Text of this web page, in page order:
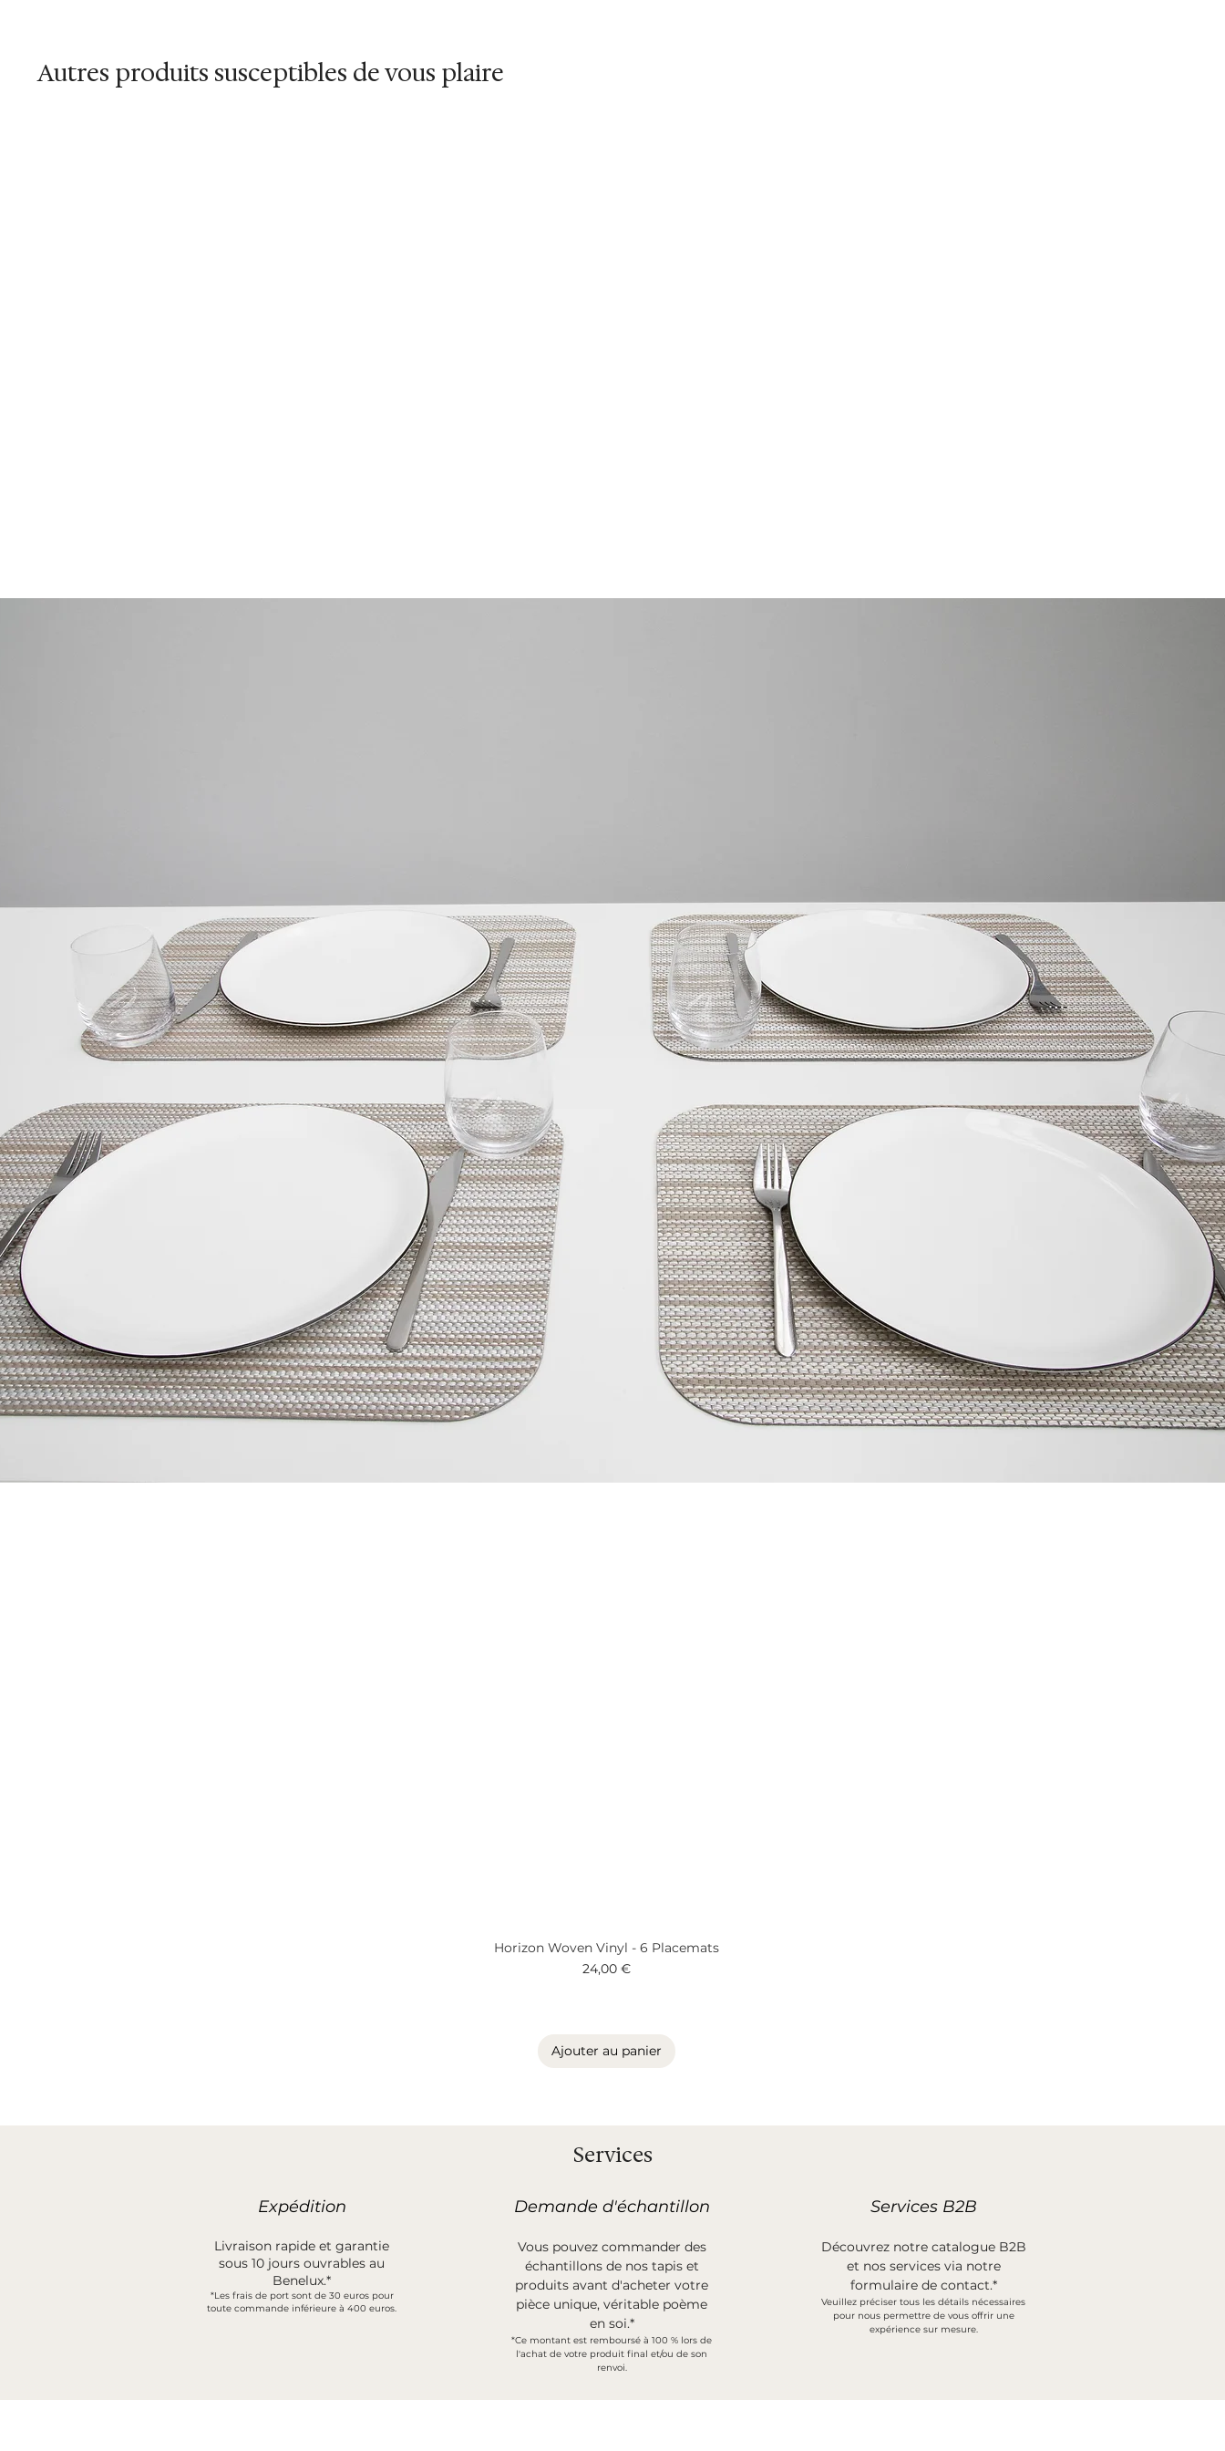
Autres produits susceptibles de vous plaire
Horizon Woven Vinyl - 6 Placemats
Prix
24,00 €
Ajouter au panier
Services
Expédition
Livraison rapide et garantie
sous 10 jours ouvrables au
Benelux.*
*Les frais de port sont de 30 euros pour
toute commande inférieure à 400 euros.
Demande d'échantillon
Vous pouvez commander des
échantillons de nos tapis et
produits avant d'acheter votre
pièce unique, véritable poème
en soi.*
*Ce montant est remboursé à 100 % lors de
l'achat de votre produit final et/ou de son
renvoi.
Services B2B
Découvrez notre catalogue B2B
et nos services via notre
formulaire de contact.*
Veuillez préciser tous les détails nécessaires
pour nous permettre de vous offrir une
expérience sur mesure.